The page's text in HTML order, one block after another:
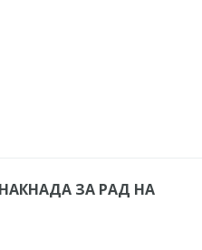
ЗА РАД НА